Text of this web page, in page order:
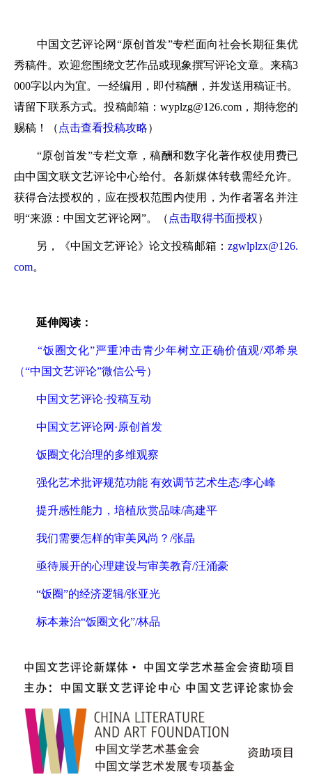
中国文艺评论网“原创首发”专栏面向社会长期征集优
秀稿件。欢迎您围绕文艺作品或现象撰写评论文章。来稿3
000字以内为宜。一经编用，即付稿酬，并发送用稿证书。
请留下联系方式。投稿邮箱：wyplzg@126.com，期待您的
赐稿！（ 点击查看投稿攻略）
“原创首发”专栏文章，稿酬和数字化著作权使用费已
由中国文联文艺评论中心给付。各新媒体转载需经允许。
获得合法授权的，应在授权范围内使用，为作者署名并注
明“来源：中国文艺评论网”。（ 点击取得书面授权）
另，《中国文艺评论》论文投稿邮箱： zgwlplzx@126.
com。
延伸阅读：
“饭圈文化”严重冲击青少年树立正确价值观/邓希泉
（“中国文艺评论”微信公号）
中国文艺评论·投稿互动
中国文艺评论网·原创首发
饭圈文化治理的多维观察
强化艺术批评规范功能 有效调节艺术生态/李心峰
提升感性能力，培植欣赏品味/高建平
我们需要怎样的审美风尚？/张晶
亟待展开的心理建设与审美教育/汪涌豪
“饭圈”的经济逻辑/张亚光
标本兼治“饭圈文化”/林品